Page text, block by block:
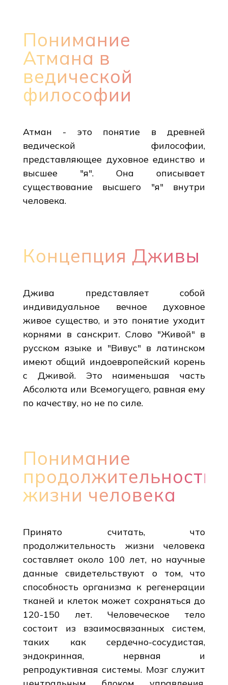
Понимание
Атмана в
ведической
философии
Атман - это понятие в древней
ведической философии,
представляющее духовное единство и
высшее "я". Она описывает
существование высшего "я" внутри
человека.
Концепция Дживы
Джива представляет собой
индивидуальное вечное духовное
живое существо, и это понятие уходит
корнями в санскрит. Слово "Живой" в
русском языке и "Вивус" в латинском
имеют общий индоевропейский корень
с Дживой. Это наименьшая часть
Абсолюта или Всемогущего, равная ему
по качеству, но не по силе.
Понимание
продолжительности
жизни человека
Принято считать, что
продолжительность жизни человека
составляет около 100 лет, но научные
данные свидетельствуют о том, что
способность организма к регенерации
тканей и клеток может сохраняться до
120-150 лет. Человеческое тело
состоит из взаимосвязанных систем,
таких как сердечно-сосудистая,
эндокринная, нервная и
репродуктивная системы. Мозг служит